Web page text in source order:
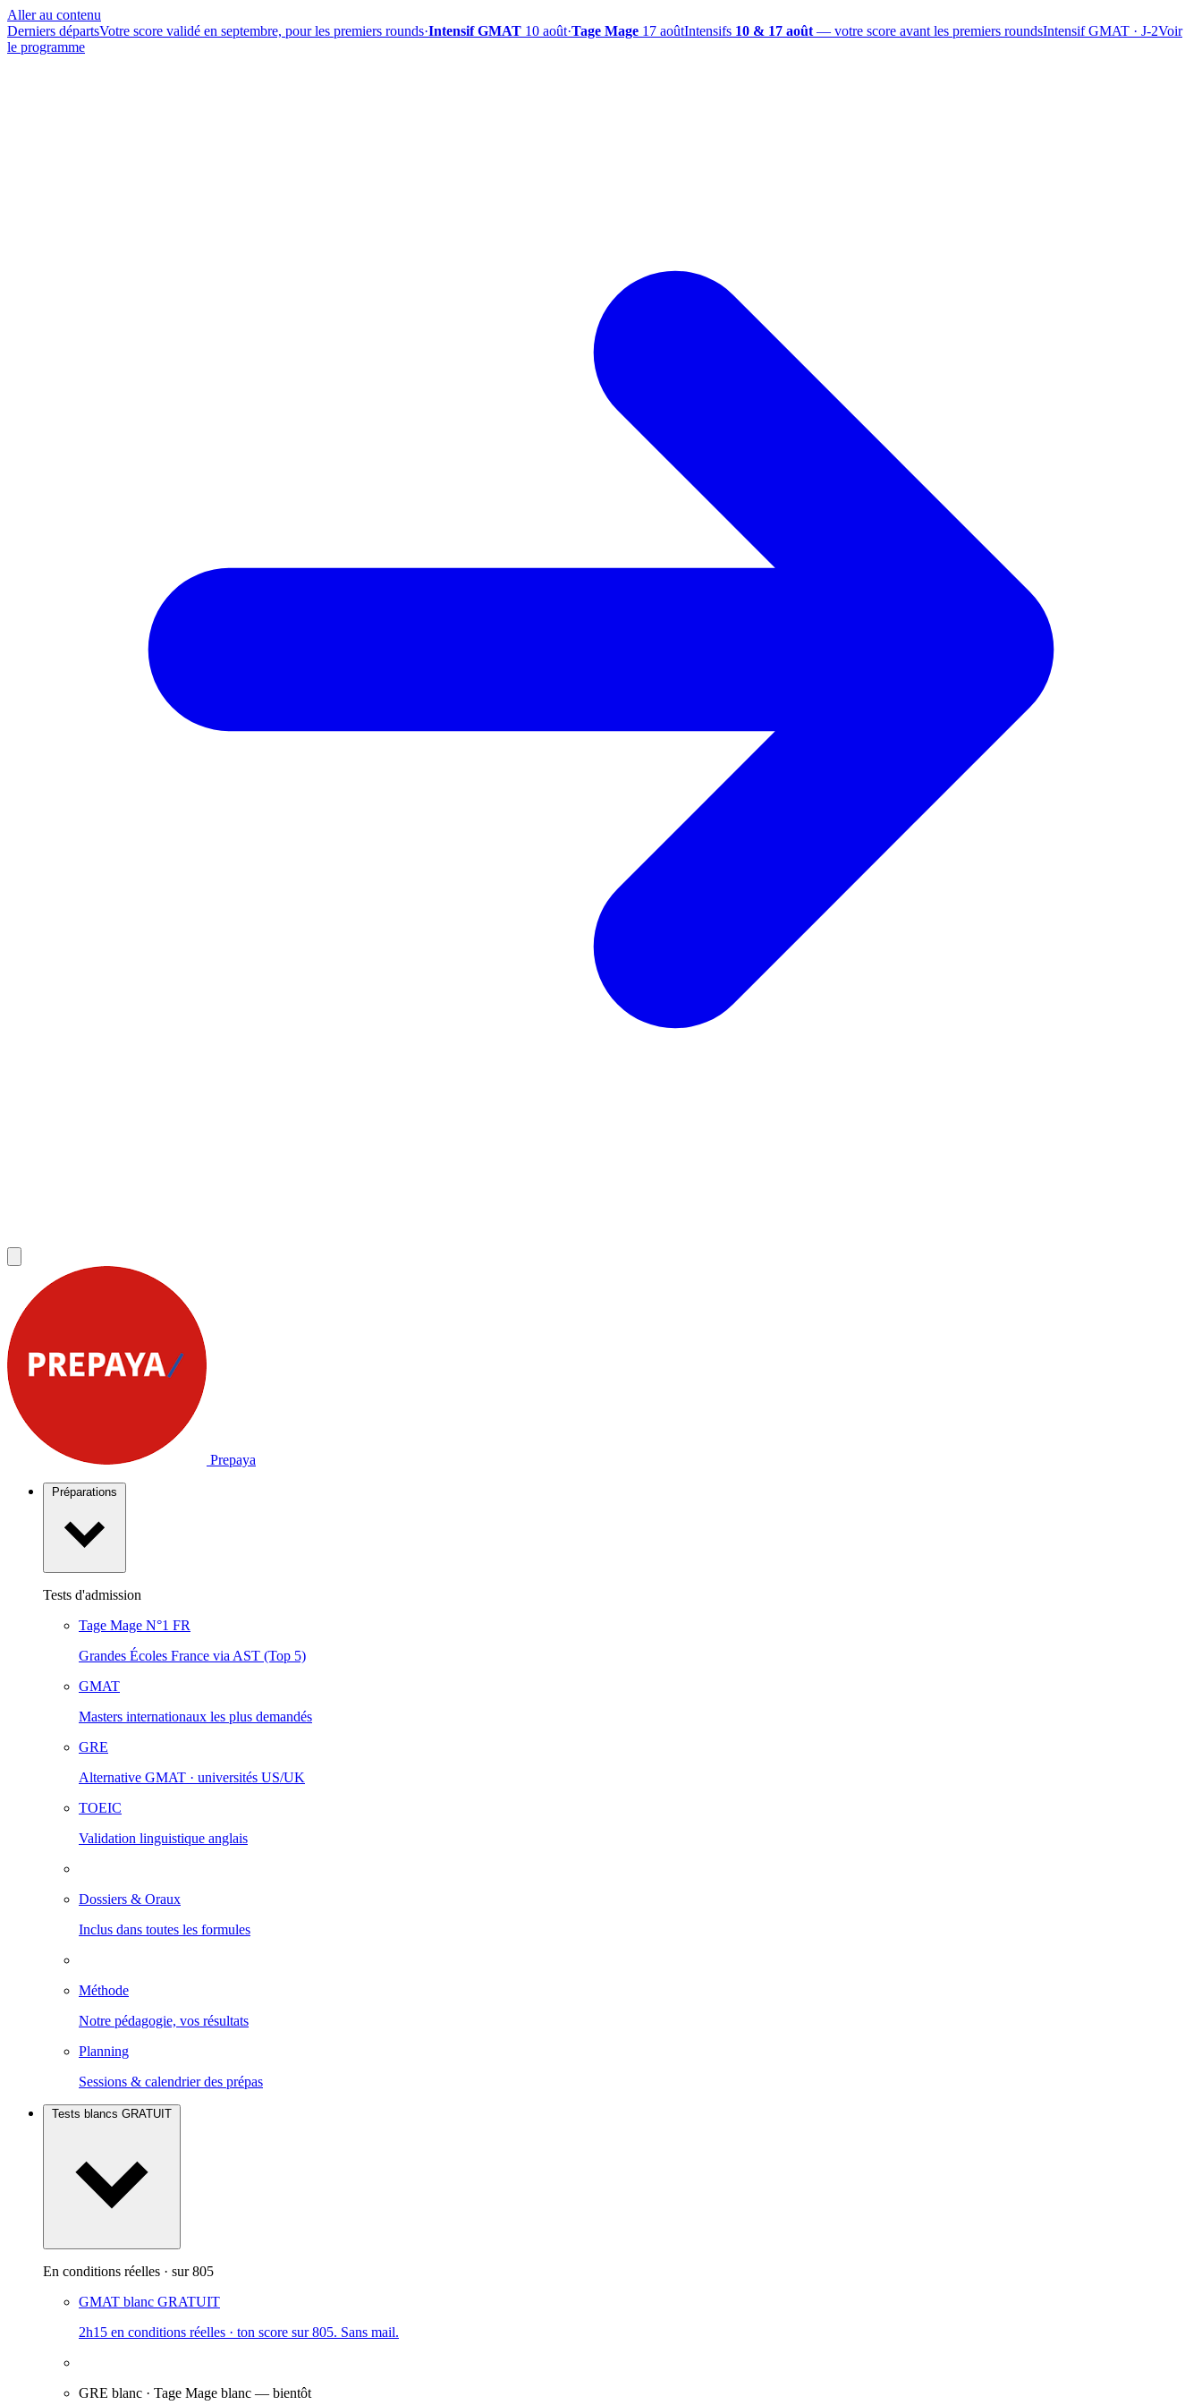
Aller au contenu
Derniers départsVotre score validé en septembre, pour les premiers rounds·Intensif GMAT 10 août·Tage Mage 17 aoûtIntensifs 10 & 17 août — votre score avant les premiers roundsIntensif GMAT · J-2Voir
le programme
Prepaya
Tests d'admission
Tage Mage N°1 FR
Grandes Écoles France via AST (Top 5)
GMAT
Masters internationaux les plus demandés
GRE
Alternative GMAT · universités US/UK
TOEIC
Validation linguistique anglais
Dossiers & Oraux
Inclus dans toutes les formules
Méthode
Notre pédagogie, vos résultats
Planning
Sessions & calendrier des prépas
Tests blancs GRATUIT
En conditions réelles · sur 805
GMAT blanc GRATUIT
2h15 en conditions réelles · ton score sur 805. Sans mail.
GRE blanc · Tage Mage blanc — bientôt